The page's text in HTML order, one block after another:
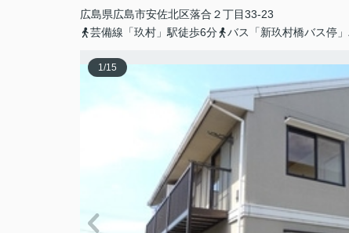
広島県広島市安佐北区落合 ２丁目33-23
芸備線「玖村」駅徒歩6分
バス「新玖村橋バス停
1/15